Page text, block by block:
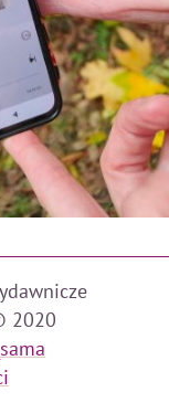
2020